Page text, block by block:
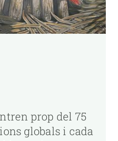
prop del 75
globals i cada